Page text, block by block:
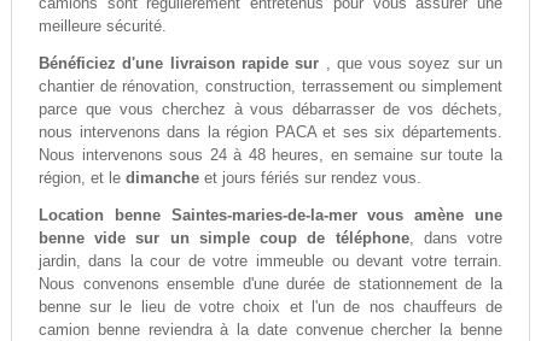
meilleure sécurité.
Bénéficiez d'une livraison rapide sur , que vous soyez sur un
chantier de rénovation, construction, terrassement ou simplement
parce que vous cherchez à vous débarrasser de vos déchets,
nous intervenons dans la région PACA et ses six départements.
Nous intervenons sous 24 à 48 heures, en semaine sur toute la
région, et le dimancheet jours fériés sur rendez vous.
Location benne Saintes-maries-de-la-mer vous amène une
benne vide sur un simple coup de téléphone, dans votre
jardin, dans la cour de votre immeuble ou devant votre terrain.
Nous convenons ensemble d'une durée de stationnement de la
benne sur le lieu de votre choix et l'un de nos chauffeurs de
camion benne reviendra à la date convenue chercher la benne